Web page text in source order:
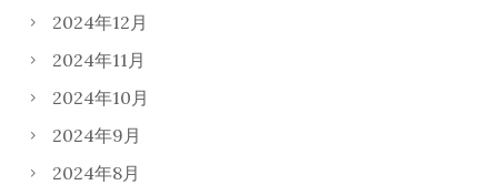
2024年12月
2024年11月
2024年10月
2024年9月
2024年8月